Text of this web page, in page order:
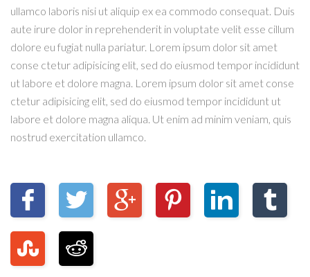
ullamco laboris nisi ut aliquip ex ea commodo consequat. Duis
aute irure dolor in reprehenderit in voluptate velit esse cillum
dolore eu fugiat nulla pariatur. Lorem ipsum dolor sit amet
conse ctetur adipisicing elit, sed do eiusmod tempor incididunt
ut labore et dolore magna. Lorem ipsum dolor sit amet conse
ctetur adipisicing elit, sed do eiusmod tempor incididunt ut
labore et dolore magna aliqua. Ut enim ad minim veniam, quis
nostrud exercitation ullamco.